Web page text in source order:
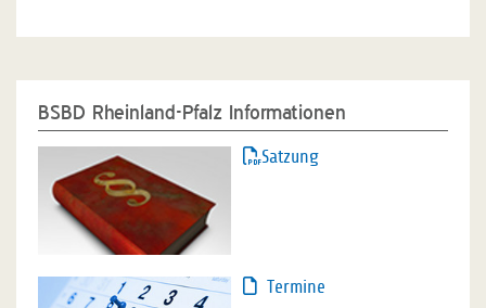
BSBD Rheinland-Pfalz Informationen
Satzung
Termine